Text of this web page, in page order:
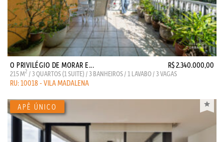
O PRIVILÉGIO DE MORAR E... R$ 2.340.000,00
215 M2 / 3 QUARTOS (1 SUITE) / 3 BANHEIROS / 1 LAVABO / 3 VAGAS
RU: 10018 - VILA MADALENA